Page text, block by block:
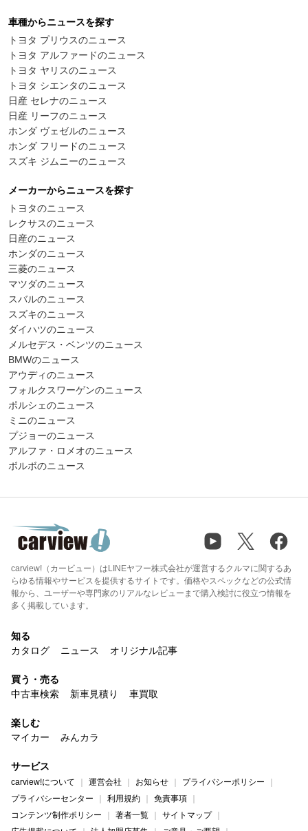
車種からニュースを探す
トヨタ プリウスのニュース
トヨタ アルファードのニュース
トヨタ ヤリスのニュース
トヨタ シエンタのニュース
日産 セレナのニュース
日産 リーフのニュース
ホンダ ヴェゼルのニュース
ホンダ フリードのニュース
スズキ ジムニーのニュース
メーカーからニュースを探す
トヨタのニュース
レクサスのニュース
日産のニュース
ホンダのニュース
三菱のニュース
マツダのニュース
スバルのニュース
スズキのニュース
ダイハツのニュース
メルセデス・ベンツのニュース
BMWのニュース
アウディのニュース
フォルクスワーゲンのニュース
ポルシェのニュース
ミニのニュース
プジョーのニュース
アルファ・ロメオのニュース
ボルボのニュース
carview!（カービュー）はLINEヤフー株式会社が運営するクルマに関するあ
らゆる情報やサービスを提供するサイトです。価格やスペックなどの公式情
報から、ユーザーや専門家のリアルなレビューまで購入検討に役立つ情報を
多く掲載しています。
知る
カタログ
ニュース オリジナル記事
買う・売る
中古車検索
新車見積り 車買取
楽しむ
マイカー
みんカラ
サービス
carview!について 運営会社 お知らせ
プライバシーポリシー
プライバシーセンター
利用規約
免責事項
コンテンツ制作ポリシー
著者一覧
サイトマップ